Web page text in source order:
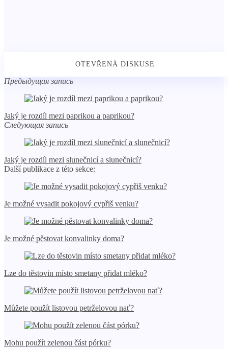
Предыдущая запись
Jaký je rozdíl mezi paprikou a paprikou?
Следующая запись
Jaký je rozdíl mezi slunečnicí a slunečnicí?
Další publikace z této sekce:
Je možné vysadit pokojový cypřiš venku?
Je možné pěstovat konvalinky doma?
Lze do těstovin místo smetany přidat mléko?
Můžete použít listovou petrželovou nať?
Mohu použít zelenou část pórku?